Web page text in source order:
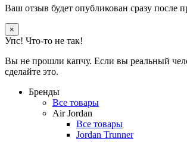
Ваш отзыв будет опубликован сразу после
×
Упс! Что-то не так!
Вы не прошли капчу. Если вы реальный
сделайте это.
Бренды
Все товары
Air Jordan
Все товары
Jordan Trunner